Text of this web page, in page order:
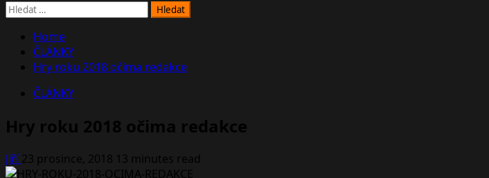
Vyhledávání
Home
ČLÁNKY
Hry roku 2018 očima redakce
ČLÁNKY
Hry roku 2018 očima redakce
Jiří23 prosince, 2018 13 minutes read